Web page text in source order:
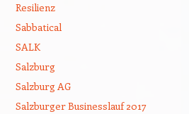
Resilienz
Sabbatical
SALK
Salzburg
Salzburg AG
Salzburger Businesslauf 2017